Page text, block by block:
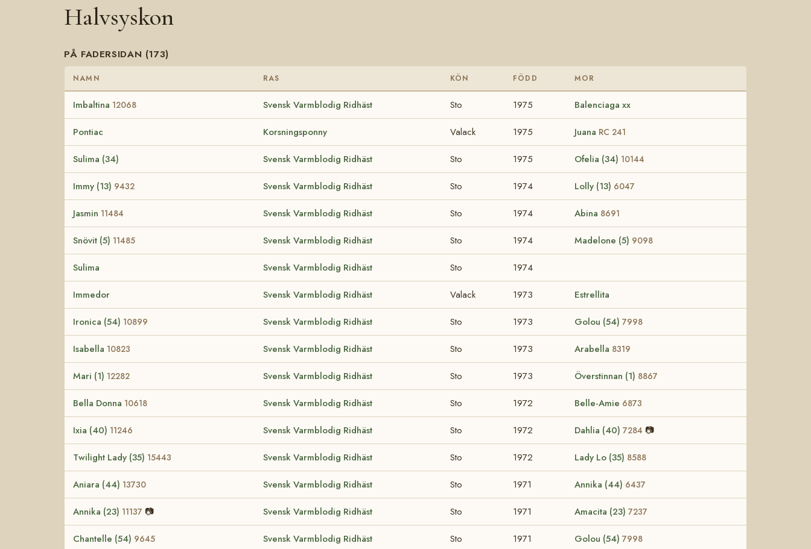
Halvsyskon
PÅ FADERSIDAN (173)
NAMN RAS KÖN FÖDD MOR
Imbaltina 12068 Svensk Varmblodig Ridhäst Sto 1975 Balenciaga xx
Pontiac Korsningsponny Valack 1975 Juana RC 241
Sulima (34) Svensk Varmblodig Ridhäst Sto 1975 Ofelia (34) 10144
Immy (13) 9432 Svensk Varmblodig Ridhäst Sto 1974 Lolly (13) 6047
Jasmin 11484 Svensk Varmblodig Ridhäst Sto 1974 Abina 8691
Snövit (5) 11485 Svensk Varmblodig Ridhäst Sto 1974 Madelone (5) 9098
Sulima Svensk Varmblodig Ridhäst Sto 1974
Immedor Svensk Varmblodig Ridhäst Valack 1973 Estrellita
Ironica (54) 10899 Svensk Varmblodig Ridhäst Sto 1973 Golou (54) 7998
Isabella 10823 Svensk Varmblodig Ridhäst Sto 1973 Arabella 8319
Mari (1) 12282 Svensk Varmblodig Ridhäst Sto 1973 Överstinnan (1) 8867
Bella Donna 10618 Svensk Varmblodig Ridhäst Sto 1972 Belle-Amie 6873
Ixia (40) 11246 Svensk Varmblodig Ridhäst Sto 1972 Dahlia (40) 7284 📷
Twilight Lady (35) 15443 Svensk Varmblodig Ridhäst Sto 1972 Lady Lo (35) 8588
Aniara (44) 13730 Svensk Varmblodig Ridhäst Sto 1971 Annika (44) 6437
Annika (23) 11137 📷 Svensk Varmblodig Ridhäst Sto 1971 Amacita (23) 7237
Chantelle (54) 9645 Svensk Varmblodig Ridhäst Sto 1971 Golou (54) 7998